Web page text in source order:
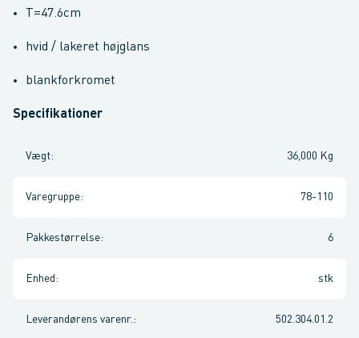
T=47.6cm
hvid / lakeret højglans
blankforkromet
Specifikationer
Vægt: 36,000 Kg
Varegruppe: 78-110
Pakkestørrelse: 6
Enhed : stk
Leverandørens varenr. : 502.304.01.2